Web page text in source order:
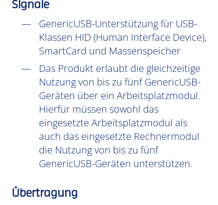
Signale
GenericUSB-Unterstützung für USB-
Klassen HID (Human Interface Device),
SmartCard und Massenspeicher
Das Produkt erlaubt die gleichzeitige
Nutzung von bis zu fünf GenericUSB-
Geräten über ein Arbeitsplatzmodul.
Hierfür müssen sowohl das
eingesetzte Arbeitsplatzmodul als
auch das eingesetzte Rechnermodul
die Nutzung von bis zu fünf
GenericUSB-Geräten unterstützen.
Übertragung